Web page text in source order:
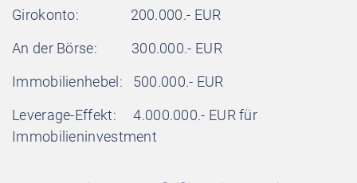
Girokonto:
200.000.- EUR
An der Börse:
300.000.- EUR
Immobilienhebel: 500.000.- EUR
Leverage-Effekt:4.000.000.- EUR für
Immobilieninvestment